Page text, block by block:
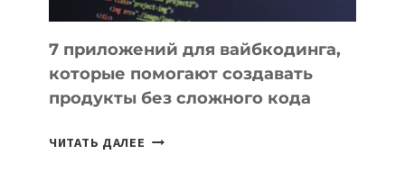
7 приложений для вайбкодинга,
которые помогают создавать
продукты без сложного кода
ЧИТАТЬ ДАЛЕЕ